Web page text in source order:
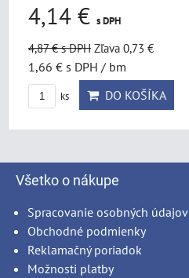
4,14 € s DPH
4,87 €s DPH Zľava 0,73 €
1,66 € s DPH / bm
ks DO KOŠÍKA
Všetko o nákupe
Spracovanie osobných údajov
Obchodné podmienky
Reklamačný poriadok
Možnosti platby